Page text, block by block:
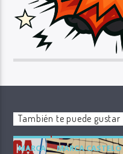
También te puede gustar
MARCA
MARCA CASTELO